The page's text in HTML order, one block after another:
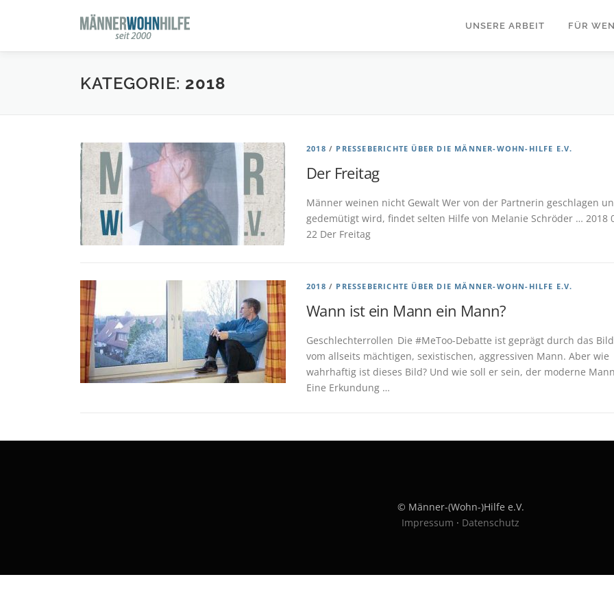
UNSERE ARBEIT FÜR
KATEGORIE: 2018
2018 / PRESSEBERICHTE ÜBER DIE MÄNNER-WOHN-HILFE E.V.
Der Freitag
Männer weinen nicht Gewalt Wer von der Partnerin geschlagen
gedemütigt wird, findet selten Hilfe von Melanie Schröder … 2018
22 Der Freitag
2018 / PRESSEBERICHTE ÜBER DIE MÄNNER-WOHN-HILFE E.V.
Wann ist ein Mann ein Mann?
Geschlechterrollen Die #MeToo-Debatte ist geprägt durch das Bild
vom allseits mächtigen, sexistischen, aggressiven Mann. Aber wie
wahrhaftig ist dieses Bild? Und wie soll er sein, der moderne
Eine Erkundung …
© Männer-(Wohn-)Hilfe e.V.
Impressum · Datenschutz